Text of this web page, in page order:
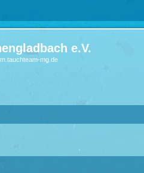
e.V.
mg.de